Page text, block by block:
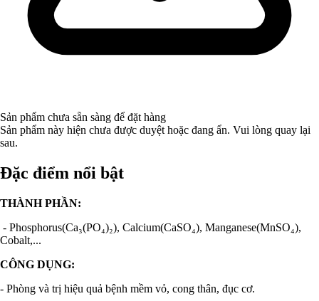
Sản phẩm chưa sẵn sàng để đặt hàng
Sản phẩm này hiện chưa được duyệt hoặc đang ẩn. Vui lòng quay lại
sau.
Đặc điểm nổi bật
THÀNH PHẦN:
- Phosphorus(Ca₃(PO₄)₂), Calcium(CaSO₄), Manganese(MnSO₄),
Cobalt,...
CÔNG DỤNG:
- Phòng và trị hiệu quả bệnh mềm vỏ, cong thân, đục cơ.